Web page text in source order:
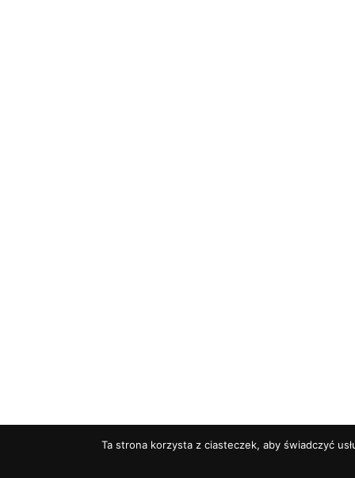
Ta strona korzysta z ciasteczek, aby świadczyć